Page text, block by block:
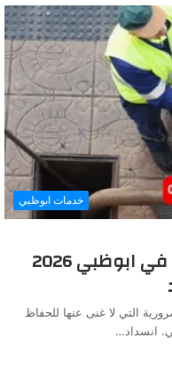
خدمات ابوظبي
أشهر شركة تسليك المجاري في ابوظبي 2026
التي لا غنى عنها للحفاظ
انسداد…